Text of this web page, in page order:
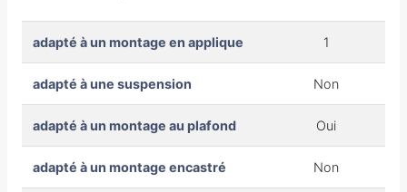
adapté à un montage en applique 1
adapté à une suspension Non
adapté à un montage au plafond Oui
adapté à un montage encastré Non